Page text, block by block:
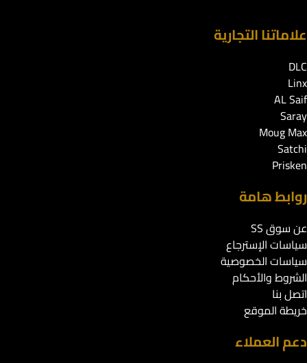
علاماتنا التجارية
DLC
Linx
AL Saif
Saray
Moug Max
Satchi
Prisken
روابط هامة
عن سوق SS
سياسات الإسترجاع
سياسات الخصوصية
الشروط والأحكام
اتصل بنا
خريطة الموقع
دعم العملاء